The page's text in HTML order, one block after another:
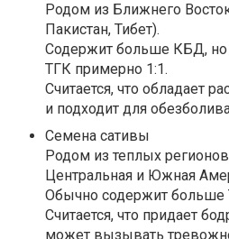
Родом из Ближнего
Пакистан, Тибет).
Содержит больше КБД,
ТГК примерно 1:1.
Считается, что обладает
и подходит для
Семена сативы
Родом из теплых
Центральная и Южная
Обычно содержит больше
Считается, что придает
может вызывать